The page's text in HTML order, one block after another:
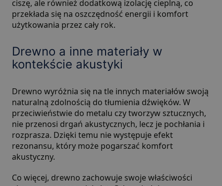
ciszę, ale również dodatkową izolację cieplną, co
przekłada się na oszczędność energii i komfort
użytkowania przez cały rok.
Drewno a inne materiały w
kontekście akustyki
Drewno wyróżnia się na tle innych materiałów swoją
naturalną zdolnością do tłumienia dźwięków. W
przeciwieństwie do metalu czy tworzyw sztucznych,
nie przenosi drgań akustycznych, lecz je pochłania i
rozprasza. Dzięki temu nie występuje efekt
rezonansu, który może pogarszać komfort
akustyczny.
Co więcej, drewno zachowuje swoje właściwości